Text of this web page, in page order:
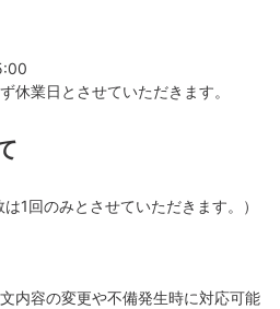
休業日とさせていただきます。
1回のみとさせていただきます。）
内容の変更や不備発生時に対応可能